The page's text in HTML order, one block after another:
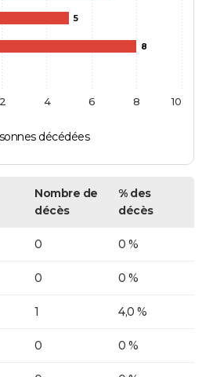
5
8
décédées
2 4 6 8 10
Nombre de
décès
% des
décès
0 0 %
0 0 %
1 4,0 %
0 0 %